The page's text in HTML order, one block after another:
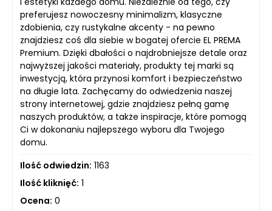
preferujesz nowoczesny minimalizm, klasyczne
zdobienia, czy rustykalne akcenty - na pewno
znajdziesz coś dla siebie w bogatej ofercie EL PREMA
Premium. Dzięki dbałości o najdrobniejsze detale oraz
najwyższej jakości materiały, produkty tej marki są
inwestycją, która przynosi komfort i bezpieczeństwo
na długie lata. Zachęcamy do odwiedzenia naszej
strony internetowej, gdzie znajdziesz pełną gamę
naszych produktów, a także inspiracje, które pomogą
Ci w dokonaniu najlepszego wyboru dla Twojego
domu.
Ilość odwiedzin: 1163
Ilość kliknięć: 1
Ocena: 0